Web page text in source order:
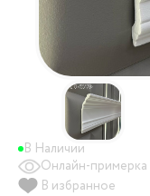
В Наличии
Онлайн-примерка
В избранное